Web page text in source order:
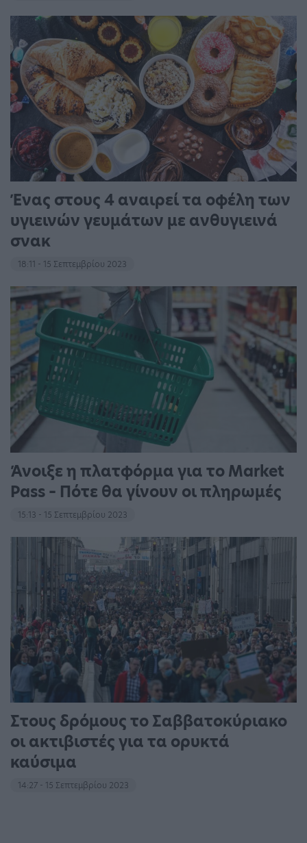
Ένας στους 4 αναιρεί τα οφέλη των
υγιεινών γευμάτων με ανθυγιεινά
σνακ
18:11 - 15 Σεπτεμβρίου 2023
Άνοιξε η πλατφόρμα για το Market
Pass – Πότε θα γίνουν οι πληρωμές
15:13 - 15 Σεπτεμβρίου 2023
Στους δρόμους το Σαββατοκύριακο
οι ακτιβιστές για τα ορυκτά
καύσιμα
14:27 - 15 Σεπτεμβρίου 2023